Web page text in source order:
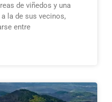
de viñedos y una
la de sus vecinos,
entre